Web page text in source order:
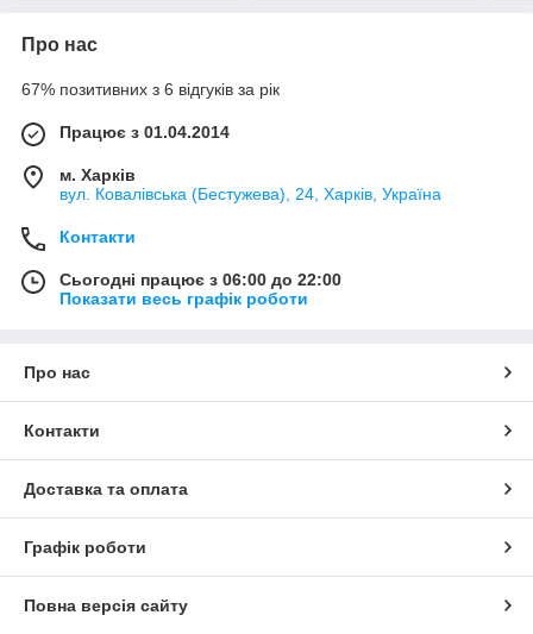
Про нас
67% позитивних з 6 відгуків за рік
Працює з 01.04.2014
м. Харків
вул. Ковалівська (Бестужева), 24, Харків, Україна
Контакти
Сьогодні працює з 06:00 до 22:00
Показати весь графік роботи
Про нас
Контакти
Доставка та оплата
Графік роботи
Повна версія сайту